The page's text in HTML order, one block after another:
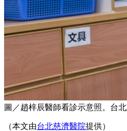
圖／趙梓辰醫師看診示意照。台
（本文由台北慈濟醫院提供）